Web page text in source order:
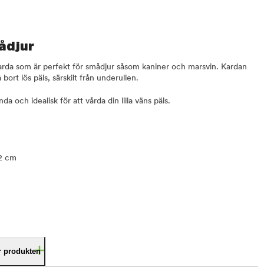
som är perfekt för smådjur såsom kaniner och marsvin. Kardan
lös päls, särskilt från underullen.
och idealisk för att vårda din lilla väns päls.
cm
produkten